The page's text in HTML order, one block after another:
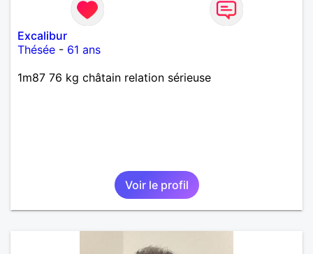
Excalibur
Thésée - 61 ans
1m87 76 kg châtain relation sérieuse
Voir le profil